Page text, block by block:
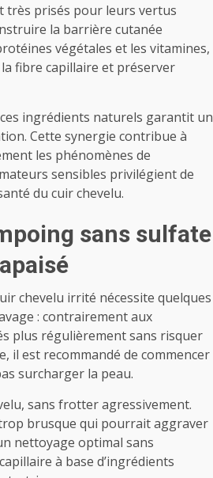
très prisés pour leurs vertus
la barrière cutanée
végétales et les vitamines,
fibre capillaire et préserver
ingrédients naturels garantit un
Cette synergie contribue à
les phénomènes de
sensibles privilégient de
du cuir chevelu.
sans sulfate
chevelu irrité nécessite quelques
: contrairement aux
plus régulièrement sans risquer
il est recommandé de commencer
surcharger la peau.
sans frotter agressivement.
brusque qui pourrait aggraver
nettoyage optimal sans
à base d’ingrédients